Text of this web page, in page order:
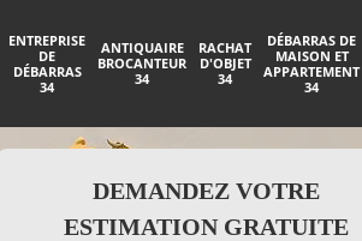
ENTREPRISE
DE
DÉBARRAS
34
ANTIQUAIRE
BROCANTEUR
34
RACHAT
D'OBJET
34
DÉBARRAS DE
MAISON ET
APPARTEMENT
34
DEMANDEZ VOTRE
ESTIMATION GRATUITE